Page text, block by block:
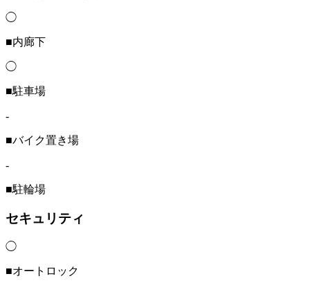
◯
■内廊下
◯
■駐車場
-
■バイク置き場
-
■駐輪場
セキュリティ
◯
■オートロック